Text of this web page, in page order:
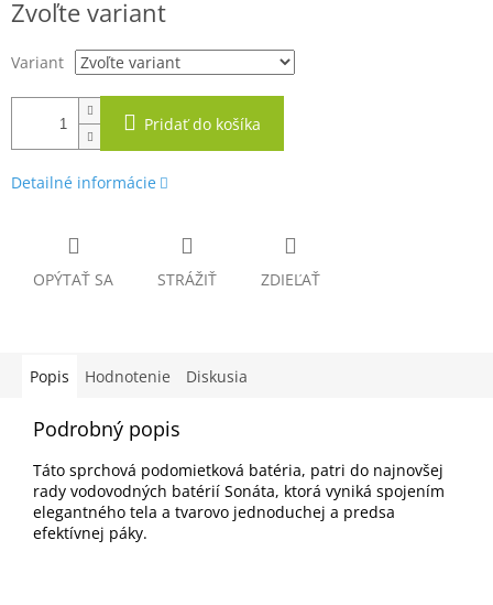
cena:
Zvoľte variant
Variant
Pridať do košíka
Detailné informácie
OPÝTAŤ SA STRÁŽIŤ ZDIEĽAŤ
Popis Hodnotenie Diskusia
Podrobný popis
Táto sprchová podomietková batéria, patri do najnovšej
rady vodovodných batérií Sonáta, ktorá vyniká spojením
elegantného tela a tvarovo jednoduchej a predsa
efektívnej páky.